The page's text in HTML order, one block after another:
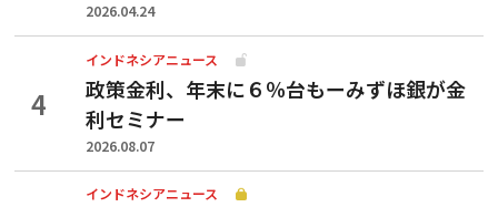
2026.04.24
インドネシアニュース
政策金利、年末に６％台もーみずほ銀が金
利セミナー
2026.08.07
インドネシアニュース